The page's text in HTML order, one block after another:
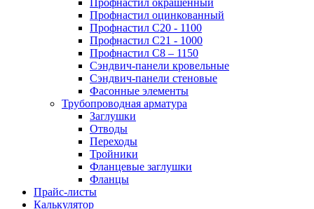
Профнастил окрашенный
Профнастил оцинкованный
Профнастил С20 - 1100
Профнастил С21 - 1000
Профнастил С8 – 1150
Сэндвич-панели кровельные
Сэндвич-панели стеновые
Фасонные элементы
Трубопроводная арматура
Заглушки
Отводы
Переходы
Тройники
Фланцевые заглушки
Фланцы
Прайс-листы
Калькулятор